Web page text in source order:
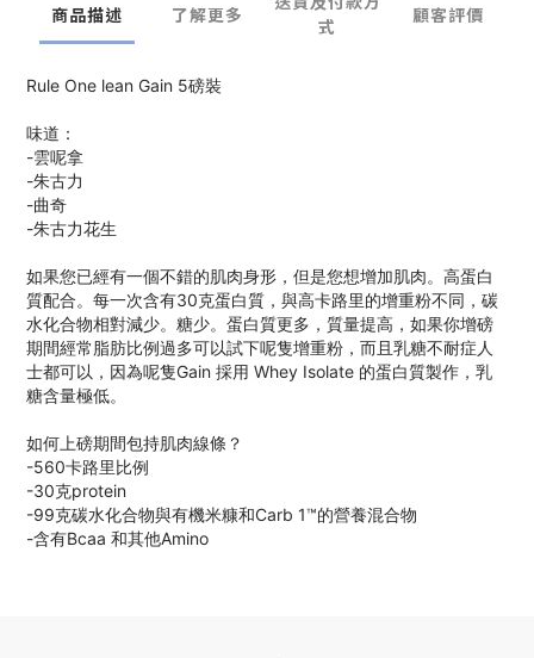
商品描述 了解更多
式
顧客評價
Rule One lean Gain 5磅裝
味道：
-雲呢拿
-朱古力
-曲奇
-朱古力花生
如果您已經有一個不錯的肌肉身形，但是您想增加肌肉。高蛋白
質配合。每一次含有30克蛋白質，與高卡路里的增重粉不同，碳
水化合物相對減少。糖少。蛋白質更多，質量提高，如果你增磅
期間經常脂肪比例過多可以試下呢隻增重粉，而且乳糖不耐症人
士都可以，因為呢隻Gain 採用 Whey Isolate 的蛋白質製作，乳
糖含量極低。
如何上磅期間包持肌肉線條？
-560卡路里比例
-30克protein
-99克碳水化合物與有機米糠和Carb 1™的營養混合物
-含有Bcaa 和其他Amino